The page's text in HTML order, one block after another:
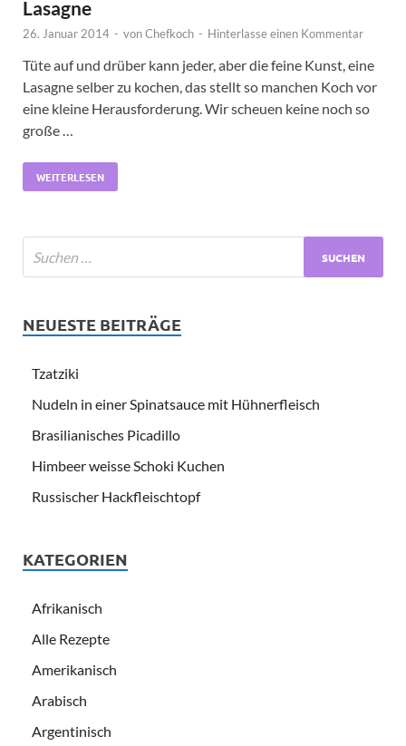
Lasagne
26. Januar 2014 - vonChefkoch - Hinterlasse einen Kommentar
Tüte auf und drüber kann jeder, aber die feine Kunst, eine
Lasagne selber zu kochen, das stellt so manchen Koch vor
eine kleine Herausforderung. Wir scheuen keine noch so
große …
WEITERLESEN
NEUESTE BEITRÄGE
Tzatziki
Nudeln in einer Spinatsauce mit Hühnerfleisch
Brasilianisches Picadillo
Himbeer weisse Schoki Kuchen
Russischer Hackfleischtopf
KATEGORIEN
Afrikanisch
Alle Rezepte
Amerikanisch
Arabisch
Argentinisch